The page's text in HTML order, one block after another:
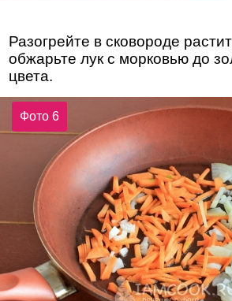
Разогрейте в сковороде
обжарьте лук с морковью до
цвета.
Фото 6